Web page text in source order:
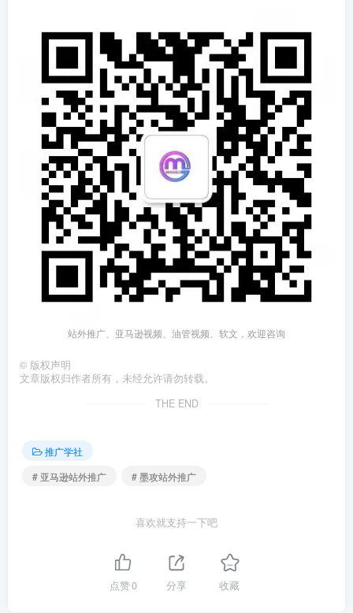
站外推广、亚马逊视频、油管视频、软文，欢迎咨询
© 版权声明
文章版权归作者所有，未经允许请勿转载。
THE END
推广学社
# 亚马逊站外推广
# 墨攻站外推广
喜欢就支持一下吧
点赞0 分享 收藏